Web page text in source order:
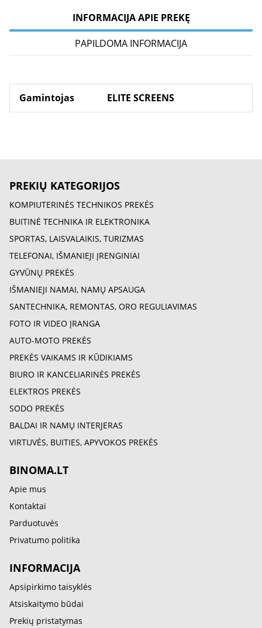
INFORMACIJA APIE PREKĘ
PAPILDOMA INFORMACIJA
Gamintojas ELITE SCREENS
PREKIŲ KATEGORIJOS
KOMPIUTERINĖS TECHNIKOS PREKĖS
BUITINĖ TECHNIKA IR ELEKTRONIKA
SPORTAS, LAISVALAIKIS, TURIZMAS
TELEFONAI, IŠMANIEJI ĮRENGINIAI
GYVŪNŲ PREKĖS
IŠMANIEJI NAMAI, NAMŲ APSAUGA
SANTECHNIKA, REMONTAS, ORO REGULIAVIMAS
FOTO IR VIDEO ĮRANGA
AUTO-MOTO PREKĖS
PREKĖS VAIKAMS IR KŪDIKIAMS
BIURO IR KANCELIARINĖS PREKĖS
ELEKTROS PREKĖS
SODO PREKĖS
BALDAI IR NAMŲ INTERJERAS
VIRTUVĖS, BUITIES, APYVOKOS PREKĖS
BINOMA.LT
Apie mus
Kontaktai
Parduotuvės
Privatumo politika
INFORMACIJA
Apsipirkimo taisyklės
Atsiskaitymo būdai
Prekių pristatymas